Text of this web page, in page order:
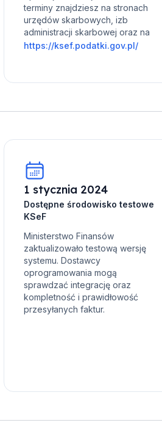
terminy znajdziesz na stronach
urzędów skarbowych, izb
administracji skarbowej oraz na
https://ksef.podatki.gov.pl/
1 stycznia 2024
Dostępne środowisko testowe
KSeF
Ministerstwo Finansów
zaktualizowało testową wersję
systemu. Dostawcy
oprogramowania mogą
sprawdzać integrację oraz
kompletność i prawidłowość
przesyłanych faktur.